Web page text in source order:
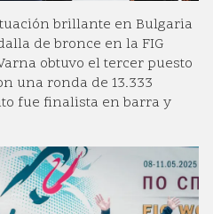
brillante en Bulgaria
de bronce en la FIG
obtuvo el tercer puesto
una ronda de 13.333
fue finalista en barra y